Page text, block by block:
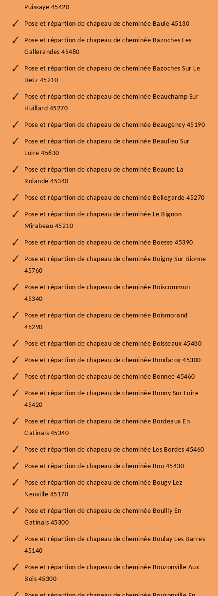
Puissaye 45420
Pose et répartion de chapeau de cheminée Baule 45130
Pose et répartion de chapeau de cheminée Bazoches Les
Gallerandes 45480
Pose et répartion de chapeau de cheminée Bazoches Sur Le
Betz 45210
Pose et répartion de chapeau de cheminée Beauchamp Sur
Huillard 45270
Pose et répartion de chapeau de cheminée Beaugency 45190
Pose et répartion de chapeau de cheminée Beaulieu Sur
Loire 45630
Pose et répartion de chapeau de cheminée Beaune La
Rolande 45340
Pose et répartion de chapeau de cheminée Bellegarde 45270
Pose et répartion de chapeau de cheminée Le Bignon
Mirabeau 45210
Pose et répartion de chapeau de cheminée Boesse 45390
Pose et répartion de chapeau de cheminée Boigny Sur Bionne
45760
Pose et répartion de chapeau de cheminée Boiscommun
45340
Pose et répartion de chapeau de cheminée Boismorand
45290
Pose et répartion de chapeau de cheminée Boisseaux 45480
Pose et répartion de chapeau de cheminée Bondaroy 45300
Pose et répartion de chapeau de cheminée Bonnee 45460
Pose et répartion de chapeau de cheminée Bonny Sur Loire
45420
Pose et répartion de chapeau de cheminée Bordeaux En
Gatinais 45340
Pose et répartion de chapeau de cheminée Les Bordes 45460
Pose et répartion de chapeau de cheminée Bou 45430
Pose et répartion de chapeau de cheminée Bougy Lez
Neuville 45170
Pose et répartion de chapeau de cheminée Bouilly En
Gatinais 45300
Pose et répartion de chapeau de cheminée Boulay Les Barres
45140
Pose et répartion de chapeau de cheminée Bouzonville Aux
Bois 45300